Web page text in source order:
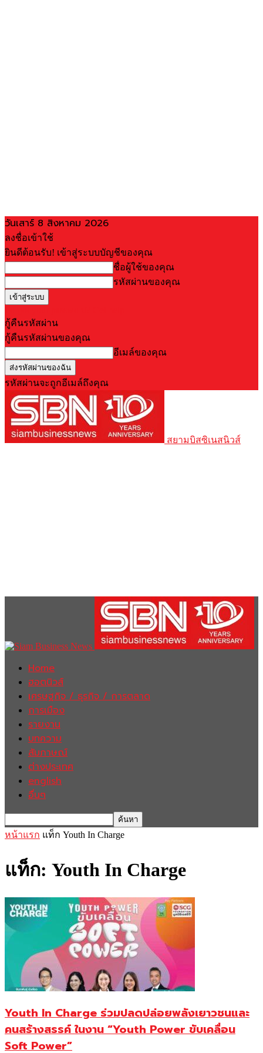
วันเสาร์ 8 สิงหาคม 2026
ลงชื่อเข้าใช้
ยินดีต้อนรับ! เข้าสู่ระบบบัญชีของคุณ
ชื่อผู้ใช้ของคุณ
รหัสผ่านของคุณ
กู้คืนรหัสผ่าน
กู้คืนรหัสผ่านของคุณ
อีเมล์ของคุณ
รหัสผ่านจะถูกอีเมล์ถึงคุณ
สยามบิสซิเนสนิวส์
Home
ฮอตนิวส์
เศรษฐกิจ / ธุรกิจ / การตลาด
การเมือง
รายงาน
บทความ
สัมภาษณ์
ต่างประเทศ
english
อื่นๆ
หน้าแรก แท็ก Youth In Charge
แท็ก: Youth In Charge
Youth In Charge ร่วมปลดปล่อยพลังเยาวชนและ
คนสร้างสรรค์ ในงาน “Youth Power ขับเคลื่อน
Soft Power”